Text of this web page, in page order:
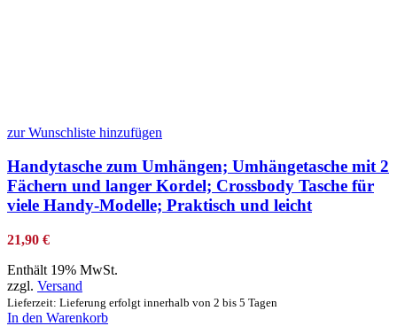
zur Wunschliste hinzufügen
Handytasche zum Umhängen; Umhängetasche mit 2
Fächern und langer Kordel; Crossbody Tasche für
viele Handy-Modelle; Praktisch und leicht
21,90 €
Enthält 19% MwSt.
zzgl. Versand
Lieferzeit: Lieferung erfolgt innerhalb von 2 bis 5 Tagen
In den Warenkorb